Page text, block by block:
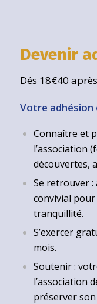
Devenir
Dés 18€40
Votre adhésion
Connaître et
l’association
découvertes,
Se retrouver :
convivial
tranquillité.
S’exercer
mois.
Soutenir :
l’association
préserver